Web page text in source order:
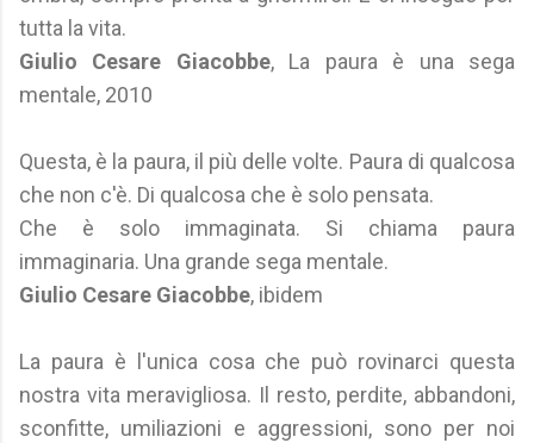
tutta la vita.
Giulio Cesare Giacobbe, La paura è una sega
mentale, 2010
Questa, è la paura, il più delle volte. Paura di qualcosa
che non c'è. Di qualcosa che è solo pensata.
Che è solo immaginata. Si chiama paura
immaginaria. Una grande sega mentale.
Giulio Cesare Giacobbe, ibidem
La paura è l'unica cosa che può rovinarci questa
nostra vita meravigliosa. Il resto, perdite, abbandoni,
sconfitte, umiliazioni e aggressioni, sono per noi